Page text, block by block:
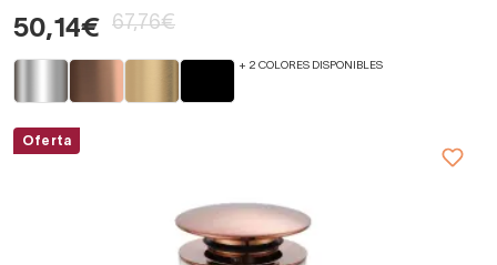
50,14€ 67,76€
+ 2 COLORES DISPONIBLES
Oferta